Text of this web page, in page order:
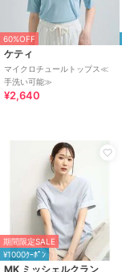
60%OFF
ケティ
マイクロチュールトップス≪
手洗い可能≫
¥2,640
期間限定SALE
¥1000ｸｰﾎﾟﾝ
MK ミッシェルクラン